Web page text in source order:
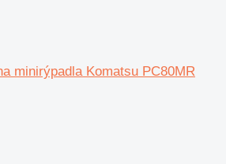
minirýpadla Komatsu PC80MR